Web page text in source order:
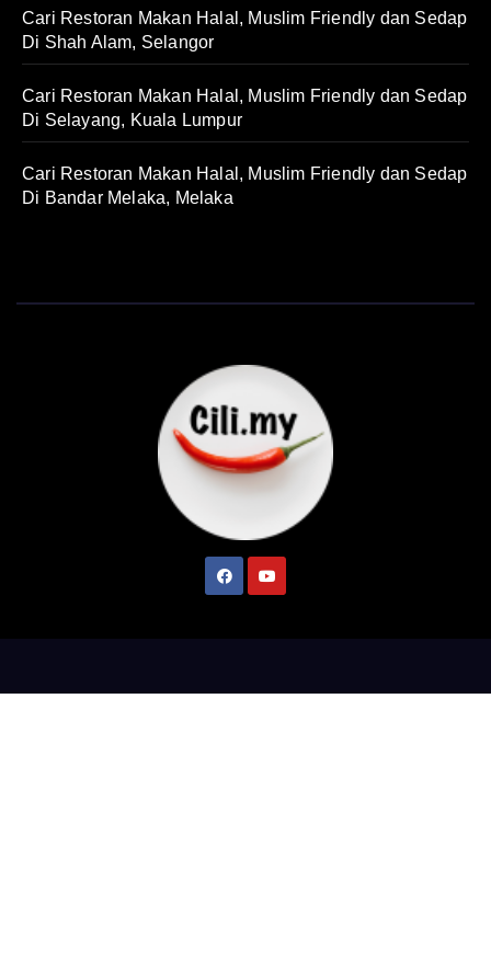
Cari Restoran Makan Halal, Muslim Friendly dan Sedap
Di Shah Alam, Selangor
Cari Restoran Makan Halal, Muslim Friendly dan Sedap
Di Selayang, Kuala Lumpur
Cari Restoran Makan Halal, Muslim Friendly dan Sedap
Di Bandar Melaka, Melaka